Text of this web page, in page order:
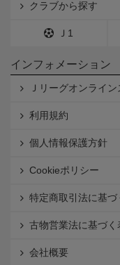
クラブから探す
Ｊ1
インフォメーション
Ｊリーグオンライ
利用規約
個人情報保護方針
Cookieポリシー
特定商取引法に基づ
古物営業法に基づく
会社概要